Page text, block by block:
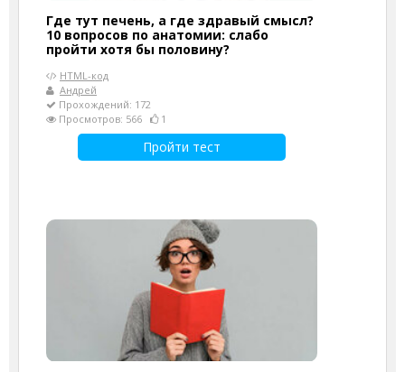
Где тут печень, а где здравый смысл?
10 вопросов по анатомии: слабо
пройти хотя бы половину?
HTML-код
Андрей
Прохождений: 172
Просмотров: 566
1
Пройти тест